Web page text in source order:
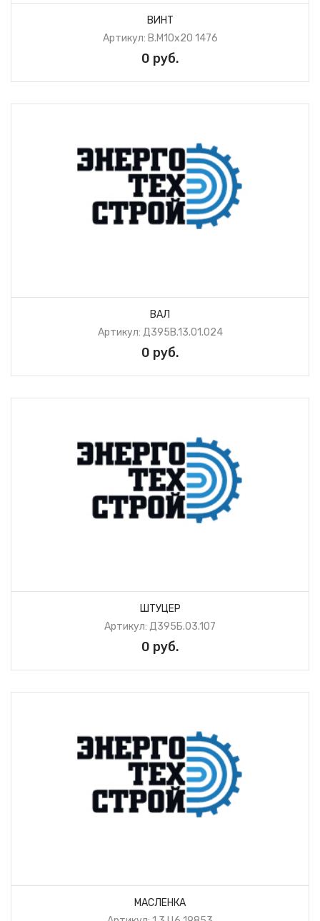
ВИНТ
Артикул: B.М10х20 1476
0 руб.
ВАЛ
Артикул: Д395В.13.01.024
0 руб.
ШТУЦЕР
Артикул: Д395Б.03.107
0 руб.
МАСЛЕНКА